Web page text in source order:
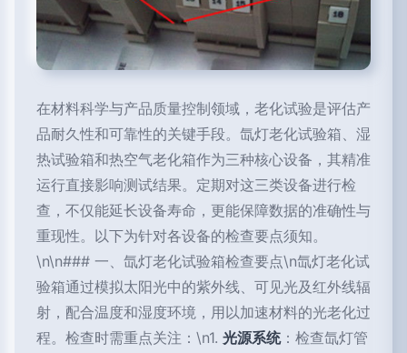
在材料科学与产品质量控制领域，老化试验是评估产
品耐久性和可靠性的关键手段。氙灯老化试验箱、湿
热试验箱和热空气老化箱作为三种核心设备，其精准
运行直接影响测试结果。定期对这三类设备进行检
查，不仅能延长设备寿命，更能保障数据的准确性与
重现性。以下为针对各设备的检查要点须知。
\n\n### 一、氙灯老化试验箱检查要点\n氙灯老化试
验箱通过模拟太阳光中的紫外线、可见光及红外线辐
射，配合温度和湿度环境，用以加速材料的光老化过
程。检查时需重点关注：\n1. 光源系统：检查氙灯管